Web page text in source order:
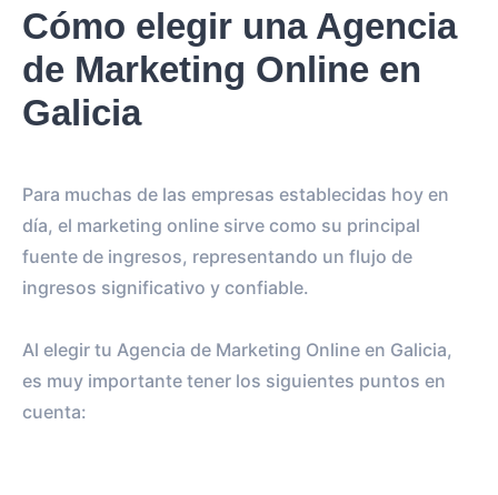
Cómo elegir una Agencia
de Marketing Online en
Galicia
Para muchas de las empresas establecidas hoy en
día, el marketing online sirve como su principal
fuente de ingresos, representando un flujo de
ingresos significativo y confiable.
Al elegir tu Agencia de Marketing Online en Galicia,
es muy importante tener los siguientes puntos en
cuenta: